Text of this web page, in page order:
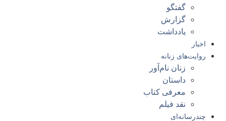
گفتگو
گزارش
یادداشت
اخبار
روایت‌های زنانه
زنان نام‌آور
داستان
معرفی کتاب
نقد فیلم
چندرسانه‌ای